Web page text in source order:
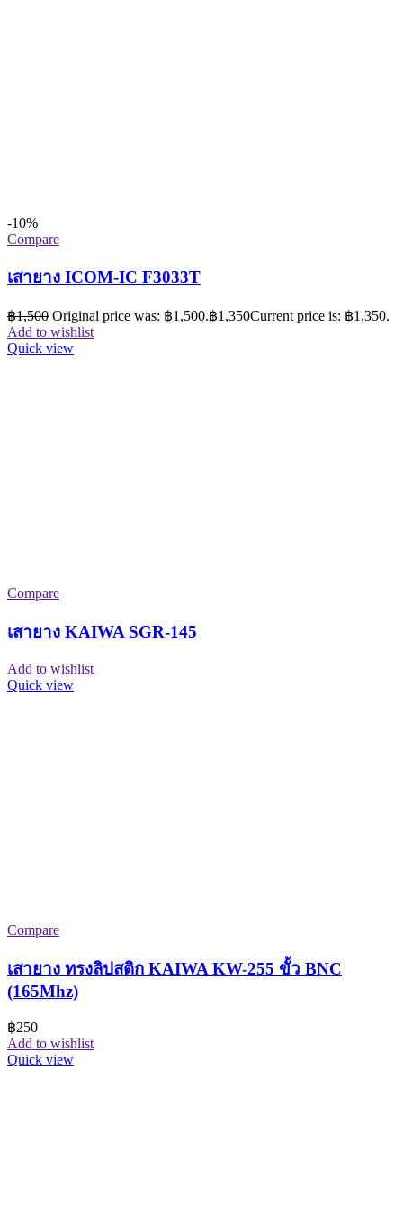
-10%
Compare
เสายาง ICOM-IC F3033T
฿1,500 Original price was: ฿1,500.฿1,350Current price is: ฿1,350.
Add to wishlist
Quick view
Compare
เสายาง KAIWA SGR-145
Add to wishlist
Quick view
Compare
เสายาง ทรงลิปสติก KAIWA KW-255 ขั้ว BNC
(165Mhz)
฿250
Add to wishlist
Quick view